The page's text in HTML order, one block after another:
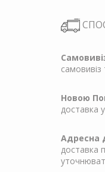
самовивіз
Новою
доставка
Адресна
доставка